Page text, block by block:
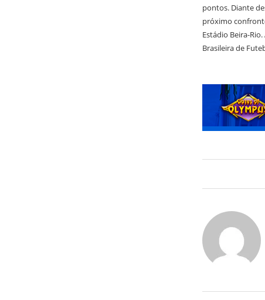
pontos. Diante
próximo
Estádio Beira-
Brasileira de